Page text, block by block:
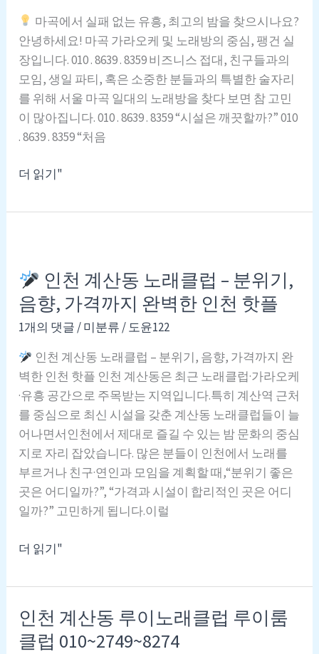
방
문
전
꼭
알
아
두
좋
마곡에서 실패 없는 유흥, 최고의 밤을 찾으시나요?
안녕하세요! 마곡 가라오케 및 노래방의 중심, 팽건 실
장입니다. 010 . 8639 . 8359 비즈니스 접대, 친구들과의
모임, 생일 파티, 혹은 소중한 분들과의 특별한 술자리
를 위해 서울 마곡 일대의 노래방을 찾다 보면 참 고민
이 많아집니다. 010 . 8639 . 8359 “시설은 깨끗할까?” 010
. 8639 . 8359 “처음
마
노
/
마
곡
가
오
케
010.8639.8359
더 읽기"
인천 계산동 노래클럽 – 분위기,
음향, 가격까지 완벽한 인천 핫플
1개의 댓글/미분류/도윤122
인천 계산동 노래클럽 – 분위기, 음향, 가격까지 완
벽한 인천 핫플 인천 계산동은 최근 노래클럽·가라오케
·유흥 공간으로 주목받는 지역입니다.특히 계산역 근처
를 중심으로 최신 시설을 갖춘 계산동 노래클럽들이 늘
어나면서인천에서 제대로 즐길 수 있는 밤 문화의 중심
지로 자리 잡았습니다. 많은 분들이 인천에서 노래를
부르거나 친구·연인과 모임을 계획할 때,“분위기 좋은
곳은 어디일까?”, “가격과 시설이 합리적인 곳은 어디
일까?” 고민하게 됩니다.이럴
천
산
동
더 읽기"
인천 계산동 루이노래클럽 루이룸
클럽 010~2749~8274